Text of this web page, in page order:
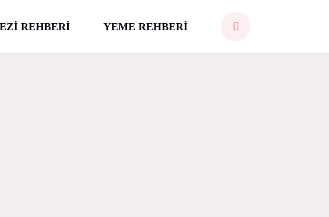
REHBERİ YEME REHBERİ